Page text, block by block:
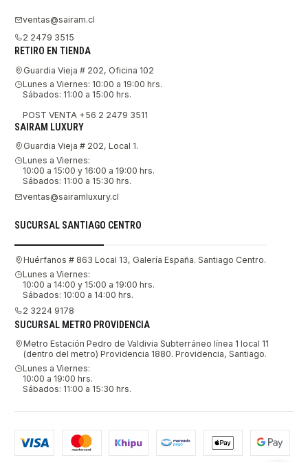
ventas@sairam.cl
2 2479 3515
RETIRO EN TIENDA
Guardia Vieja # 202, Oficina 102
Lunes a Viernes: 10:00 a 19:00 hrs.
Sábados: 11:00 a 15:00 hrs.
POST VENTA +56 2 2479 3511
SAIRAM LUXURY
Guardia Vieja # 202, Local 1.
Lunes a Viernes:
10:00 a 15:00 y 16:00 a 19:00 hrs.
Sábados: 11:00 a 15:30 hrs.
ventas@sairamluxury.cl
SUCURSAL SANTIAGO CENTRO
Huérfanos # 863 Local 13, Galería España. Santiago Centro.
Lunes a Viernes:
10:00 a 14:00 y 15:00 a 19:00 hrs.
Sábados: 10:00 a 14:00 hrs.
2 3224 9178
SUCURSAL METRO PROVIDENCIA
Metro Estación Pedro de Valdivia Subterráneo línea 1 local 11
(dentro del metro) Providencia 1880. Providencia, Santiago.
Lunes a Viernes:
10:00 a 19:00 hrs.
Sábados: 11:00 a 15:30 hrs.